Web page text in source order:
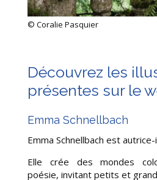
© Coralie Pasquier
Découvrez les
présentes sur le
Emma Schnellbach
Emma Schnellbach est
Elle crée des mondes
poésie, invitant petits et